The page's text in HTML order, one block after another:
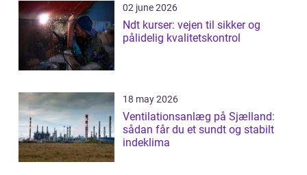
02 june 2026
Ndt kurser: vejen til sikker og
pålidelig kvalitetskontrol
18 may 2026
Ventilationsanlæg på Sjælland:
sådan får du et sundt og stabilt
indeklima